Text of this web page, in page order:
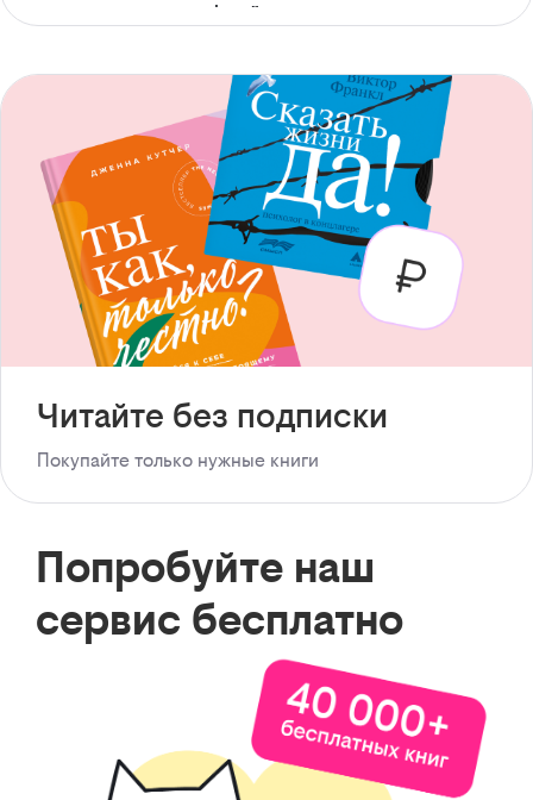
с доступом офлайн
Читайте без подписки
Покупайте только нужные книги
Попробуйте наш
сервис бесплатно